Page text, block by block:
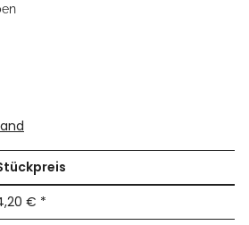
€ *